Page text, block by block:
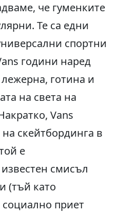
че гуменките
Те са едни
спортни
години наред
готина и
на света на
Vans
скейтбординга в
е
смисъл
(тъй като
приет